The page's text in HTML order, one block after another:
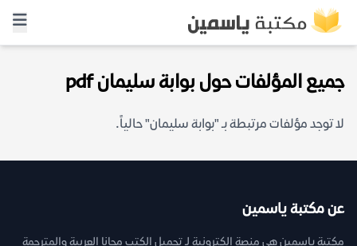
جميع المؤلفات حول بوابة سليمان pdf
لا توجد مؤلفات مرتبطة بـ "بوابة سليمان" حالياً.
عن مكتبة ياسمين
مكتبة ياسمين هي منصة إلكترونية لـ تحميل الكتب مجانا العربية والمترجمة